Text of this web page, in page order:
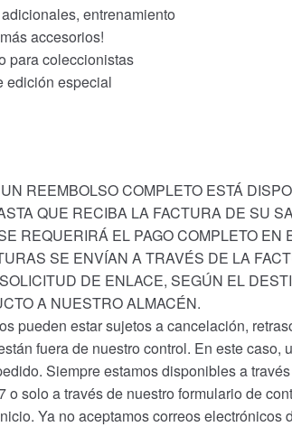
entrenamiento
accesorios!
para coleccionistas
edición especial
REEMBOLSO COMPLETO ESTÁ
QUE RECIBA LA FACTURA DE SU
REQUERIRÁ EL PAGO COMPLETO EN
SE ENVÍAN A TRAVÉS DE LA
DE ENLACE, SEGÚN EL
A NUESTRO ALMACÉN.
pueden estar sujetos a cancelación,
fuera de nuestro control. En este caso,
Siempre estamos disponibles a
solo a través de nuestro formulario de
Ya no aceptamos correos electrónicos